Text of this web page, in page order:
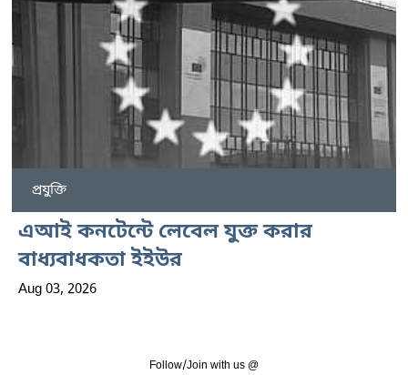
প্রযুক্তি
এআই কনটেন্টে লেবেল যুক্ত করার
বাধ্যবাধকতা ইইউর
Aug 03, 2026
Follow/Join with us @